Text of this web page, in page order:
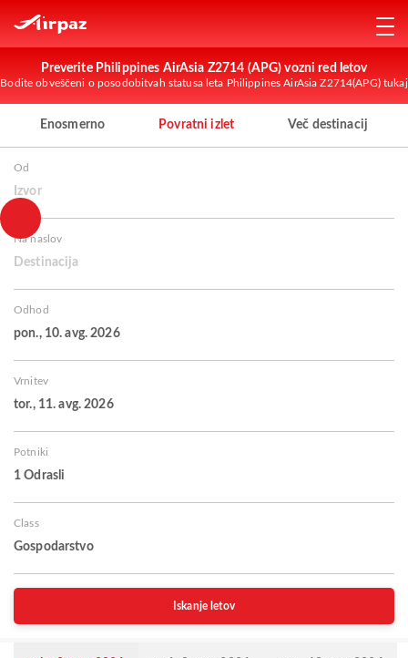
Preverite Philippines AirAsia Z2714 (APG) vozni red letov
Bodite obveščeni o posodobitvah statusa leta Philippines AirAsia Z2714(APG) tukaj
Enosmerno Povratni izlet Več destinacij
Od
Izvor
Na naslov
Destinacija
Odhod
pon., 10. avg. 2026
Vrnitev
tor., 11. avg. 2026
Potniki
1 Odrasli
Class
Gospodarstvo
Iskanje letov